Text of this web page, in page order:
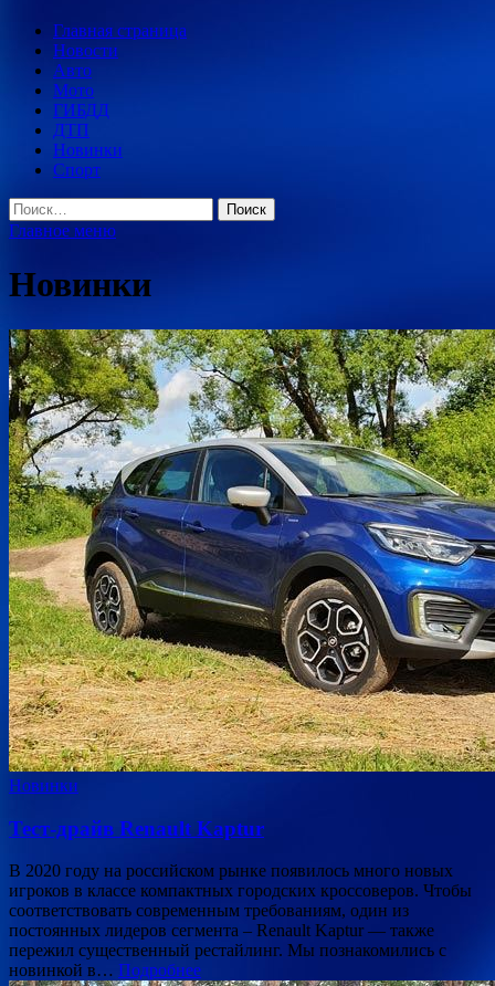
Главная страница
Новости
Авто
Мото
ГИБДД
ДТП
Новинки
Спорт
Найти:
Главное меню
Новинки
Новинки
Тест-драйв Renault Kaptur
В 2020 году на российском рынке появилось много новых
игроков в классе компактных городских кроссоверов. Чтобы
соответствовать современным требованиям, один из
постоянных лидеров сегмента – Renault Kaptur — также
пережил существенный рестайлинг. Мы познакомились с
новинкой в… Подробнее